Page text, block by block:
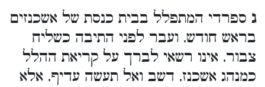
ג ספרדי המתפלל בבית כנסת של אשכנזים
בראש חודש, ועבר לפני התיבה כשליח
צבור, אינו רשאי לברך על קריאת ההלל
כמנהג אשכנז, דשב ואל תעשה עדיף, אלא